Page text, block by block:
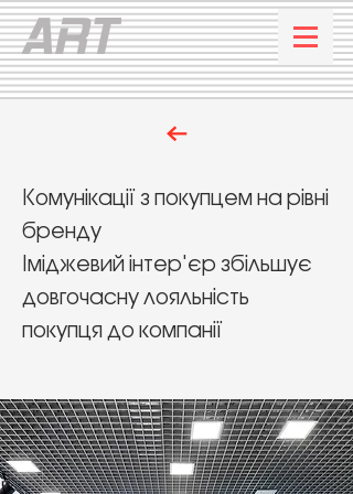
Комунікації з покупцем на рівні
бренду
Іміджевий інтер'єр збільшує
довгочасну лояльність
покупця до компанії